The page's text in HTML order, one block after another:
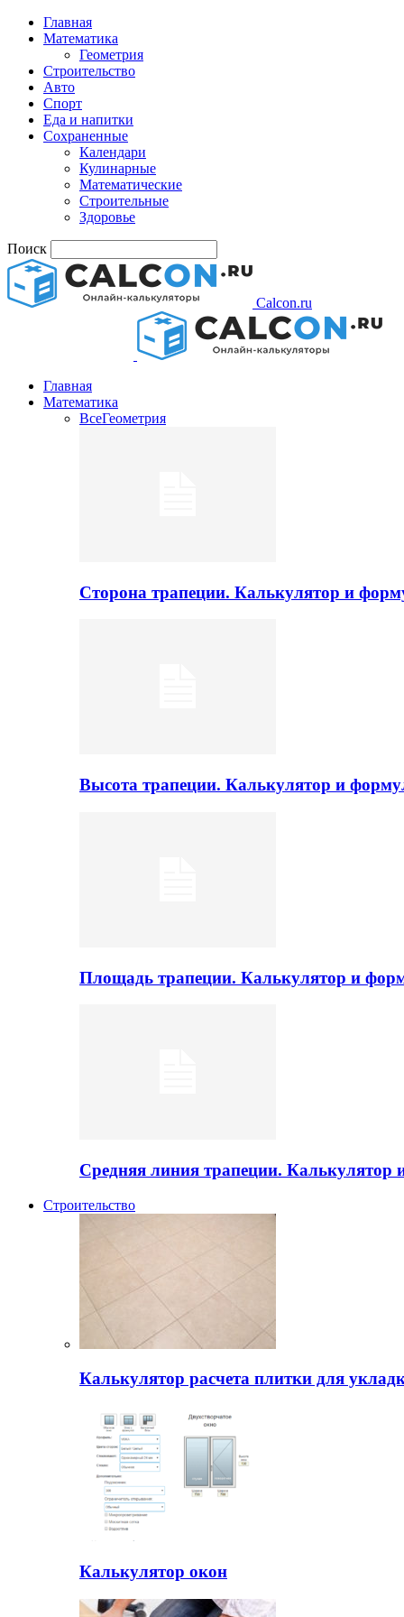
Главная
Математика
Геометрия
Строительство
Авто
Спорт
Еда и напитки
Сохраненные
Календари
Кулинарные
Математические
Строительные
Здоровье
Поиск
Calcon.ru
Главная
Математика
ВсеГеометрия
Сторона трапеции. Калькулятор и
Высота трапеции. Калькулятор и
Площадь трапеции. Калькулятор и
Средняя линия трапеции.
Строительство
Калькулятор расчета плитки для
Калькулятор окон